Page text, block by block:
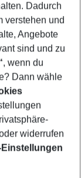
Dadurch
verstehen und
Angebote
sind und zu
, wenn du
Dann wähle
widerrufen